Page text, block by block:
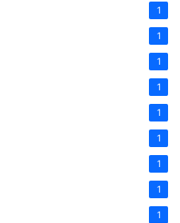
1
1
1
1
1
1
1
1
1